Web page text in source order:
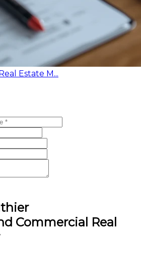
Estate M...
Commercial Real